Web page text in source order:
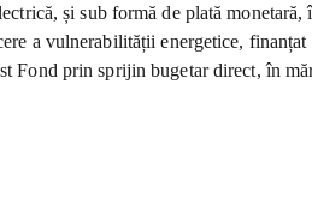
și sub formă de plată
a vulnerabilității energetice,
Fond prin sprijin bugetar direct, în